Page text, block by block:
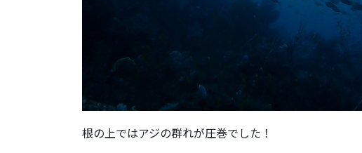
根の上ではアジの群れが圧巻でした！